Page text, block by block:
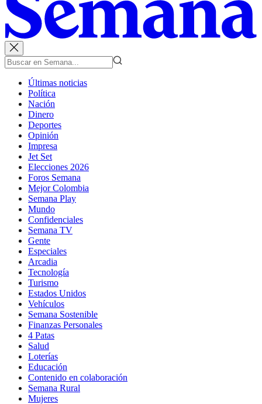
Últimas noticias
Política
Nación
Dinero
Deportes
Opinión
Impresa
Jet Set
Elecciones 2026
Foros Semana
Mejor Colombia
Semana Play
Mundo
Confidenciales
Semana TV
Gente
Especiales
Arcadia
Tecnología
Turismo
Estados Unidos
Vehículos
Semana Sostenible
Finanzas Personales
4 Patas
Salud
Loterías
Educación
Contenido en colaboración
Semana Rural
Mujeres